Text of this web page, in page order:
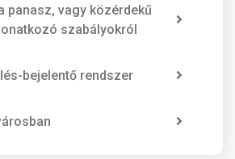
panasz, vagy közérdekű
szabályokról
bejelentő rendszer